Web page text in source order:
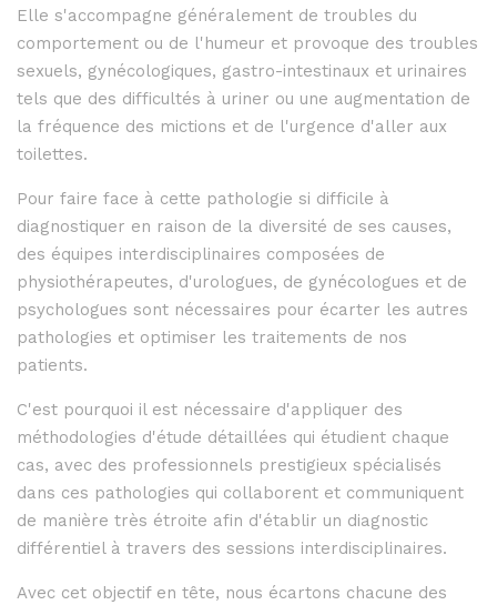
Elle s'accompagne généralement de troubles du
comportement ou de l'humeur et provoque des troubles
sexuels, gynécologiques, gastro-intestinaux et urinaires
tels que des difficultés à uriner ou une augmentation de
la fréquence des mictions et de l'urgence d'aller aux
toilettes.
Pour faire face à cette pathologie si difficile à
diagnostiquer en raison de la diversité de ses causes,
des équipes interdisciplinaires composées de
physiothérapeutes, d'urologues, de gynécologues et de
psychologues sont nécessaires pour écarter les autres
pathologies et optimiser les traitements de nos
patients.
C'est pourquoi il est nécessaire d'appliquer des
méthodologies d'étude détaillées qui étudient chaque
cas, avec des professionnels prestigieux spécialisés
dans ces pathologies qui collaborent et communiquent
de manière très étroite afin d'établir un diagnostic
différentiel à travers des sessions interdisciplinaires.
Avec cet objectif en tête, nous écartons chacune des